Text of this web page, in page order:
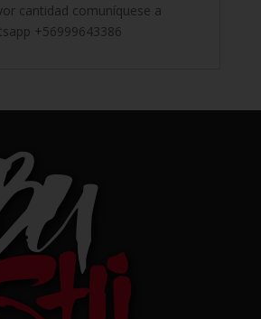
cantidad comuníquese a
+56999643386